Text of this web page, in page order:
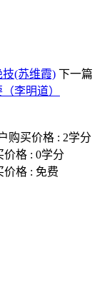
(苏维霞) 下一篇
李明道）
购买价格 : 2学分
价格 : 0学分
价格 : 免费